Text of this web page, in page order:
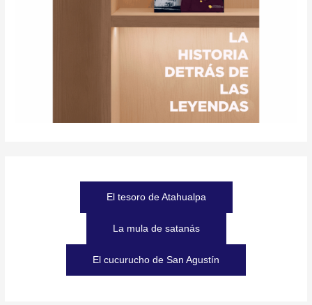
El tesoro de Atahualpa
La mula de satanás
El cucurucho de San Agustín